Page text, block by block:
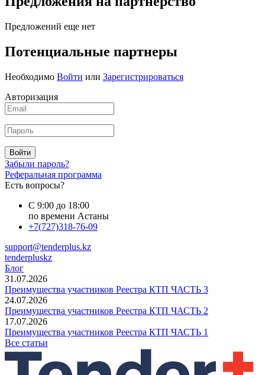
Предложений еще нет
Потенциальные партнеры
Необходимо Войти или Зарегистрироваться
Авторизация
Войти
Забыли пароль?
Реферальная программа
Есть вопросы?
С 9:00 до 18:00
по времени Астаны
+7(727)318-76-09
support@tenderplus.kz
tenderpluskz
Блог
31.07.2026
Преимущества участников Реестра КТП ЧАСТЬ 3
24.07.2026
Преимущества участников Реестра КТП ЧАСТЬ 2
17.07.2026
Преимущества участников Реестра КТП ЧАСТЬ 1
Все статьи